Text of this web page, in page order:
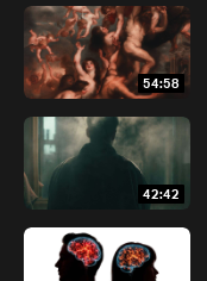
54:58
42:42